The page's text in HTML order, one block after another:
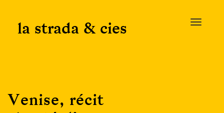
content
T
la strada & cies
Venise, récit